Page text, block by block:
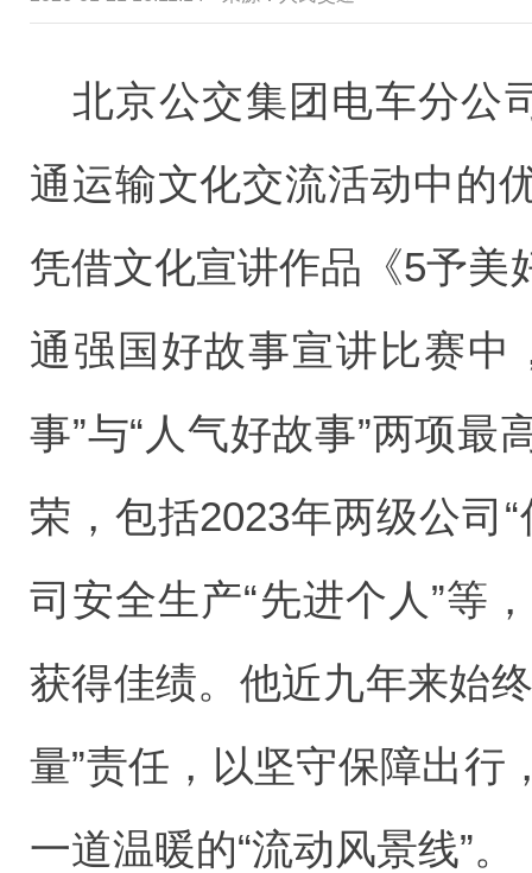
北京公交集团电车分公
通运输文化交流活动中的
凭借文化宣讲作品《5予美
通强国好故事宣讲比赛中
事”与“人气好故事”两项
荣，包括2023年两级公司
司安全生产“先进个人”等
获得佳绩。他近九年来始
量”责任，以坚守保障出行
一道温暖的“流动风景线”。